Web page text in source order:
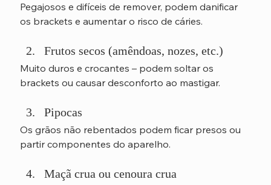
Pegajosos e difíceis de remover, podem danificar
os brackets e aumentar o risco de cáries.
Frutos secos (amêndoas, nozes, etc.)
Muito duros e crocantes – podem soltar os
brackets ou causar desconforto ao mastigar.
Pipocas
Os grãos não rebentados podem ficar presos ou
partir componentes do aparelho.
Maçã crua ou cenoura crua